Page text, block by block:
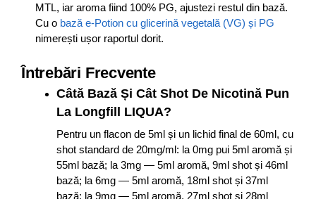
MTL, iar aroma fiind 100% PG, ajustezi restul din bază.
Cu o bază e-Potion cu glicerină vegetală (VG) și PG
nimerești ușor raportul dorit.
Întrebări Frecvente
Câtă Bază Și Cât Shot De Nicotină Pun
La Longfill LIQUA?
Pentru un flacon de 5ml și un lichid final de 60ml, cu
shot standard de 20mg/ml: la 0mg pui 5ml aromă și
55ml bază; la 3mg — 5ml aromă, 9ml shot și 46ml
bază; la 6mg — 5ml aromă, 18ml shot și 37ml
bază; la 9mg — 5ml aromă, 27ml shot și 28ml